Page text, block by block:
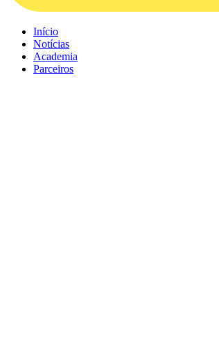
Início
Notícias
Academia
Parceiros